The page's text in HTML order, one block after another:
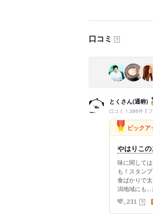
口コミ ？
とくさん(通称)
口コミ 1,386件
ピックア
やはりこの
味に関して
も！スタン
食ばかりで
潟地域にも...
231 ？